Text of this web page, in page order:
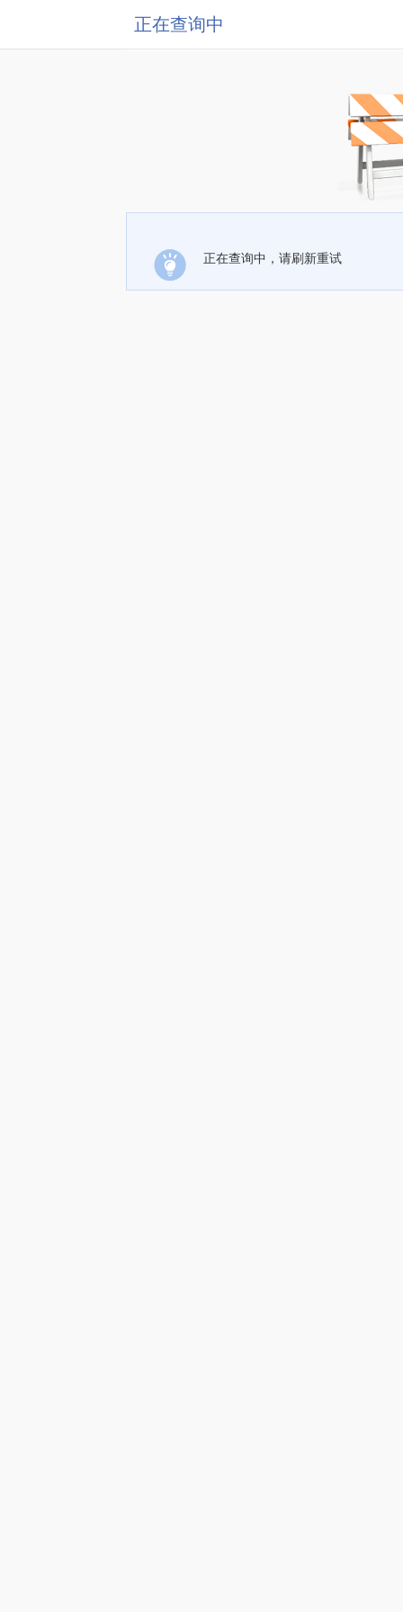
正在查询中
正在查询中，请刷新重试